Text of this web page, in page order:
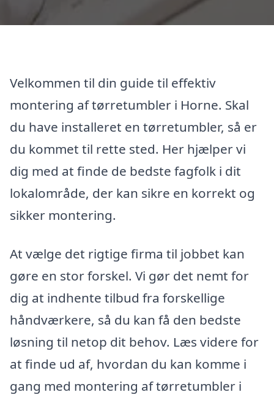
Velkommen til din guide til effektiv
montering af tørretumbler i Horne. Skal
du have installeret en tørretumbler, så er
du kommet til rette sted. Her hjælper vi
dig med at finde de bedste fagfolk i dit
lokalområde, der kan sikre en korrekt og
sikker montering.
At vælge det rigtige firma til jobbet kan
gøre en stor forskel. Vi gør det nemt for
dig at indhente tilbud fra forskellige
håndværkere, så du kan få den bedste
løsning til netop dit behov. Læs videre for
at finde ud af, hvordan du kan komme i
gang med montering af tørretumbler i